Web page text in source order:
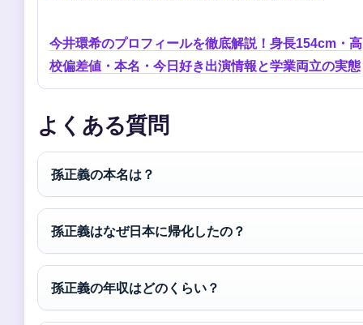
今井環希のプロフィールを徹底解説！身長154cm・高
校偏差値・本名・今日好き出演情報と学業両立の実態
よくある質問
孫正義の本名は？
孫正義はなぜ日本に帰化したの？
孫正義の年収はどのくらい？